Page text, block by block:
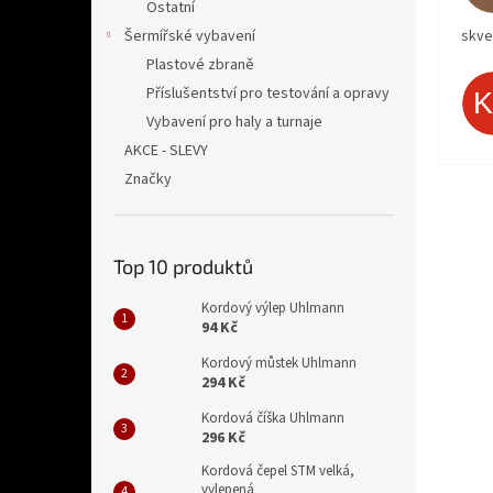
Ostatní
Šermířské vybavení
Plastové zbraně
Příslušentství pro testování a opravy
Vybavení pro haly a turnaje
AKCE - SLEVY
Značky
Top 10 produktů
Kordový výlep Uhlmann
94 Kč
Kordový můstek Uhlmann
294 Kč
Kordová číška Uhlmann
296 Kč
Kordová čepel STM velká,